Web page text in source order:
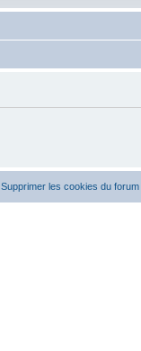
Supprimer les cookies du forum